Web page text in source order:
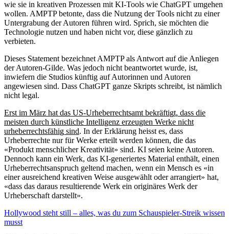
wie sie in kreativen Prozessen mit KI-Tools wie ChatGPT umgehen
wollen. AMPTP betonte, dass die Nutzung der Tools nicht zu einer
Untergrabung der Autoren führen wird. Sprich, sie möchten die
Technologie nutzen und haben nicht vor, diese gänzlich zu
verbieten.
Dieses Statement bezeichnet AMPTP als Antwort auf die Anliegen
der Autoren-Gilde. Was jedoch nicht beantwortet wurde, ist,
inwiefern die Studios künftig auf Autorinnen und Autoren
angewiesen sind. Dass ChatGPT ganze Skripts schreibt, ist nämlich
nicht legal.
Erst im März hat das US-Urheberrechtsamt bekräftigt, dass die
meisten durch künstliche Intelligenz erzeugten Werke nicht
urheberrechtsfähig sind. In der Erklärung heisst es, dass
Urheberrechte nur für Werke erteilt werden können, die das
«Produkt menschlicher Kreativität» sind. KI seien keine Autoren.
Dennoch kann ein Werk, das KI-generiertes Material enthält, einen
Urheberrechtsanspruch geltend machen, wenn ein Mensch es «in
einer ausreichend kreativen Weise ausgewählt oder arrangiert» hat,
«dass das daraus resultierende Werk ein originäres Werk der
Urheberschaft darstellt».
Hollywood steht still – alles, was du zum Schauspieler-Streik wissen
musst